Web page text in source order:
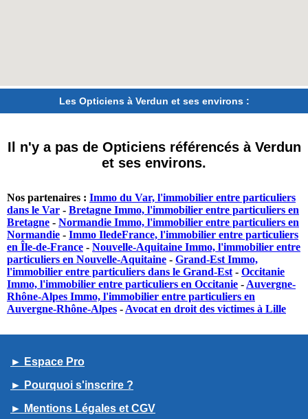
Les Opticiens à Verdun et ses environs :
Il n'y a pas de Opticiens référencés à Verdun
et ses environs.
Nos partenaires : Immo du Var, l'immobilier entre particuliers
dans le Var - Bretagne Immo, l'immobilier entre particuliers en
Bretagne - Normandie Immo, l'immobilier entre particuliers en
Normandie - Immo IledeFrance, l'immobilier entre particuliers
en Île-de-France - Nouvelle-Aquitaine Immo, l'immobilier entre
particuliers en Nouvelle-Aquitaine - Grand-Est Immo,
l'immobilier entre particuliers dans le Grand-Est - Occitanie
Immo, l'immobilier entre particuliers en Occitanie - Auvergne-
Rhône-Alpes Immo, l'immobilier entre particuliers en
Auvergne-Rhône-Alpes - Avocat en droit des victimes à Lille
► Espace Pro
► Pourquoi s'inscrire ?
► Mentions Légales et CGV